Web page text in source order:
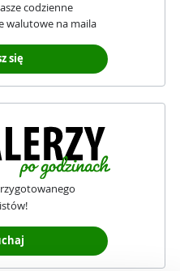
codzienne
walutowe na maila
się